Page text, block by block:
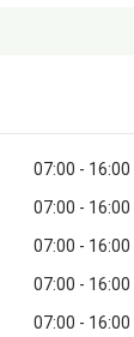
07:00
16:00
07:00
16:00
07:00
16:00
07:00
16:00
07:00
16:00